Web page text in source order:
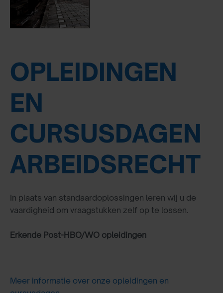
OPLEIDINGEN
EN
CURSUSDAGEN
ARBEIDSRECHT
In plaats van standaardoplossingen leren wij u de
vaardigheid om vraagstukken zelf op te lossen.
Erkende Post-HBO/WO opleidingen
Meer informatie over onze opleidingen en